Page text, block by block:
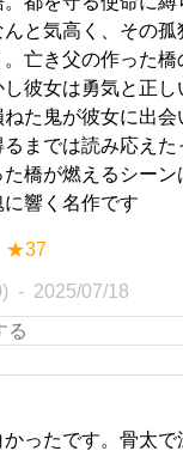
んと気高く、その
。亡き父の作った
し彼女は勇気と正し
ねた鬼が彼女に出
るまでは読み応え
た橋が燃えるシー
に響く名作です
★37
2025/07/18
かったです。骨太で